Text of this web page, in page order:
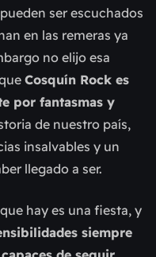
ser escuchados
en las remeras ya
no elijo esa
Cosquín Rock es
por fantasmas y
de nuestro país,
insalvables y un
llegado a ser.
hay es una fiesta, y
siempre